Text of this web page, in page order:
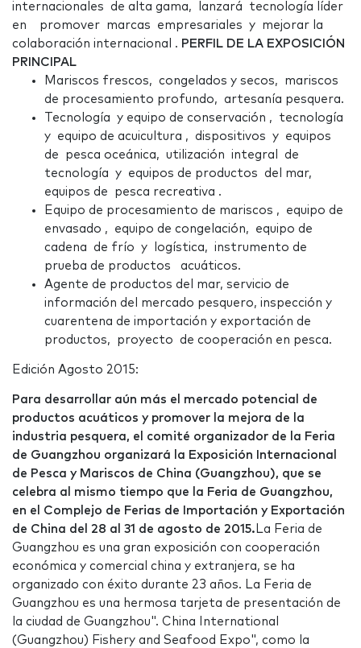
internacionales de alta gama, lanzará tecnología líder
en promover marcas empresariales y mejorar la
colaboración internacional . PERFIL DE LA EXPOSICIÓN
PRINCIPAL
Mariscos frescos, congelados y secos, mariscos
de procesamiento profundo, artesanía pesquera.
Tecnología y equipo de conservación , tecnología
y equipo de acuicultura , dispositivos y equipos
de pesca oceánica, utilización integral de
tecnología y equipos de productos del mar,
equipos de pesca recreativa .
Equipo de procesamiento de mariscos , equipo de
envasado , equipo de congelación, equipo de
cadena de frío y logística, instrumento de
prueba de productos acuáticos.
Agente de productos del mar, servicio de
información del mercado pesquero, inspección y
cuarentena de importación y exportación de
productos, proyecto de cooperación en pesca.
Edición Agosto 2015:
Para desarrollar aún más el mercado potencial de
productos acuáticos y promover la mejora de la
industria pesquera, el comité organizador de la Feria
de Guangzhou organizará la Exposición Internacional
de Pesca y Mariscos de China (Guangzhou), que se
celebra al mismo tiempo que la Feria de Guangzhou,
en el Complejo de Ferias de Importación y Exportación
de China del 28 al 31 de agosto de 2015. La Feria de
Guangzhou es una gran exposición con cooperación
económica y comercial china y extranjera, se ha
organizado con éxito durante 23 años. La Feria de
Guangzhou es una hermosa tarjeta de presentación de
la ciudad de Guangzhou". China International
(Guangzhou) Fishery and Seafood Expo", como la